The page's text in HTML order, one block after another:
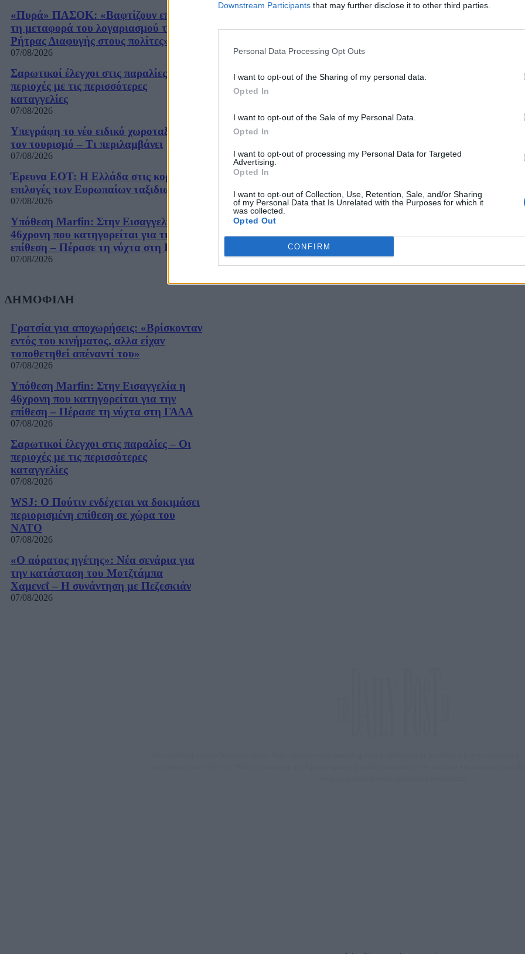
Downstream Participants that may further disclose it to other third parties.
Personal Data Processing Opt Outs
I want to opt-out of the Sharing of my personal data.
Opted In
I want to opt-out of the Sale of my Personal Data.
Opted In
I want to opt-out of processing my Personal Data for Targeted
Advertising.
Opted In
I want to opt-out of Collection, Use, Retention, Sale, and/or Sharing
of my Personal Data that Is Unrelated with the Purposes for which it
was collected.
Opted Out
CONFIRM
«Πυρά» ΠΑΣΟΚ: «Βαφτίζουν επιτυχία
τη μεταφορά του λογαριασμού της
Ρήτρας Διαφυγής στους πολίτες»
07/08/2026
Σαρωτικοί έλεγχοι στις παραλίες – Οι
περιοχές με τις περισσότερες
καταγγελίες
07/08/2026
Υπεγράφη το νέο ειδικό χωροταξικό για
τον τουρισμό – Τι περιλαμβάνει
07/08/2026
Έρευνα ΕΟΤ: Η Ελλάδα στις κορυφαίες
επιλογές των Ευρωπαίων ταξιδιωτών
07/08/2026
Υπόθεση Marfin: Στην Εισαγγελία η
46χρονη που κατηγορείται για την
επίθεση – Πέρασε τη νύχτα στη ΓΑΔΑ
07/08/2026
ΔΗΜΟΦΙΛΗ
Γρατσία για αποχωρήσεις: «Bρίσκονταν
εντός του κινήματος, αλλα είχαν
τοποθετηθεί απέναντί του»
07/08/2026
Υπόθεση Marfin: Στην Εισαγγελία η
46χρονη που κατηγορείται για την
επίθεση – Πέρασε τη νύχτα στη ΓΑΔΑ
07/08/2026
Σαρωτικοί έλεγχοι στις παραλίες – Οι
περιοχές με τις περισσότερες
καταγγελίες
07/08/2026
WSJ: Ο Πούτιν ενδέχεται να δοκιμάσει
περιορισμένη επίθεση σε χώρα του
ΝΑΤΟ
07/08/2026
«Ο αόρατος ηγέτης»: Νέα σενάρια για
την κατάσταση του Μοτζτάμπα
Χαμενεΐ – Η συνάντηση με Πεζεσκιάν
07/08/2026